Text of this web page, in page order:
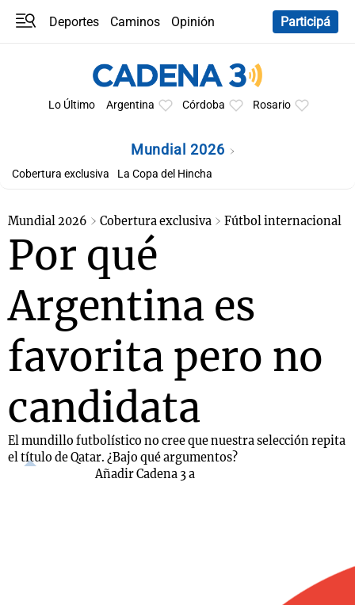
Deportes Caminos
Opinión
Participá
Lo Último Argentina Córdoba Rosario
Mundial 2026
Cobertura exclusiva La Copa del Hincha
Mundial 2026 Cobertura exclusiva Fútbol internacional
Por qué
Argentina es
favorita pero no
candidata
El mundillo futbolístico no cree que nuestra selección repita
el título de Qatar. ¿Bajo qué argumentos?
Añadir Cadena 3 a